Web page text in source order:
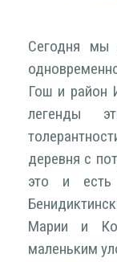
Сегодня мы
Гош и район
легенды
деревня с
это и
Марии и
маленьким